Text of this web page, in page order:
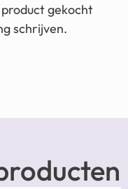
gekocht
schrijven.